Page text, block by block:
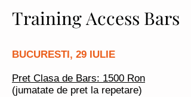
Training Access Bars
Training Access Bars
BUCURESTI, 29 IULIE
Pret Clasa de Bars: 1500 Ron
(jumatate de pret la repetare)